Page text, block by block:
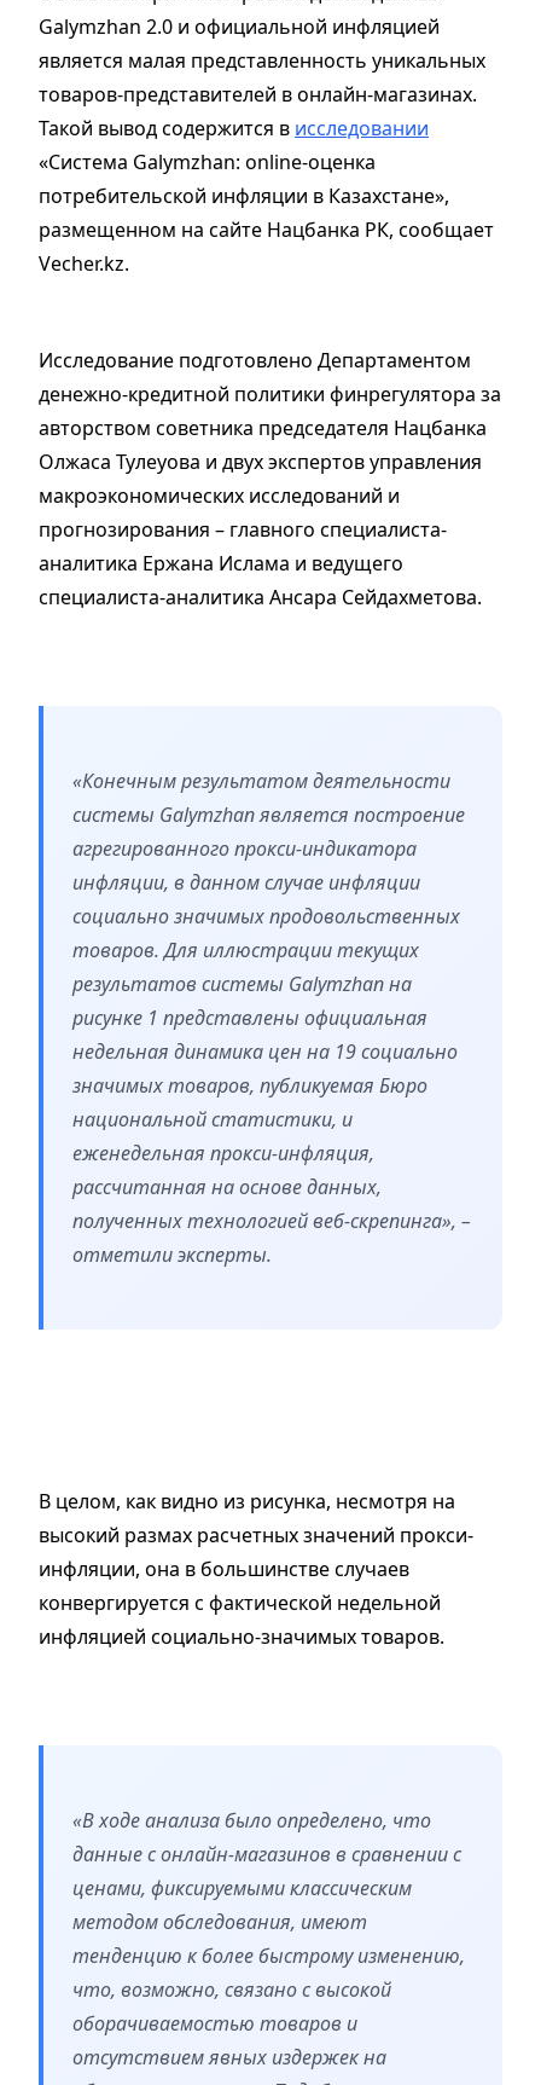
Galymzhan 2.0 и официальной инфляцией
является малая представленность уникальных
товаров-представителей в онлайн-магазинах.
Такой вывод содержится в исследовании
«Система Galymzhan: online-оценка
потребительской инфляции в Казахстане»,
размещенном на сайте Нацбанка РК, сообщает
Vecher.kz.
Исследование подготовлено Департаментом
денежно-кредитной политики финрегулятора за
авторством советника председателя Нацбанка
Олжаса Тулеуова и двух экспертов управления
макроэкономических исследований и
прогнозирования – главного специалиста-
аналитика Ержана Ислама и ведущего
специалиста-аналитика Ансара Сейдахметова.
«Конечным результатом деятельности
системы Galymzhan является построение
агрегированного прокси-индикатора
инфляции, в данном случае инфляции
социально значимых продовольственных
товаров. Для иллюстрации текущих
результатов системы Galymzhan на
рисунке 1 представлены официальная
недельная динамика цен на 19 социально
значимых товаров, публикуемая Бюро
национальной статистики, и
еженедельная прокси-инфляция,
рассчитанная на основе данных,
полученных технологией веб-скрепинга», –
отметили эксперты.
В целом, как видно из рисунка, несмотря на
высокий размах расчетных значений прокси-
инфляции, она в большинстве случаев
конвергируется с фактической недельной
инфляцией социально-значимых товаров.
«В ходе анализа было определено, что
данные с онлайн-магазинов в сравнении с
ценами, фиксируемыми классическим
методом обследования, имеют
тенденцию к более быстрому изменению,
что, возможно, связано с высокой
оборачиваемостью товаров и
отсутствием явных издержек на